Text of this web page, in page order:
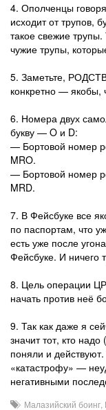
4. Ополченцы
исходит от трупов,
такое свежие
чужие трупы,
5. Заметьте,
конкретно — якобы,
6. Номера двух
букву — O и D:
— Бортовой номер
MRO.
— Бортовой номер
MRD.
7. В Фейсбуке все
по паспортам, что
есть уже после
Фейсбуке. И ничего
8. Цель операции
начать против неё
9. Так как даже я
значит тот, кто
поняли и действуют.
«катастрофу» —
негативными
Малазийский боинг,